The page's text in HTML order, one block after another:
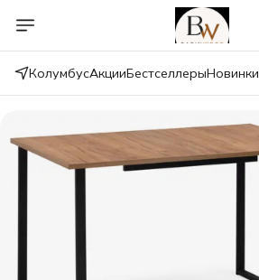
КолумбусАкцииБестселлерыНовинки